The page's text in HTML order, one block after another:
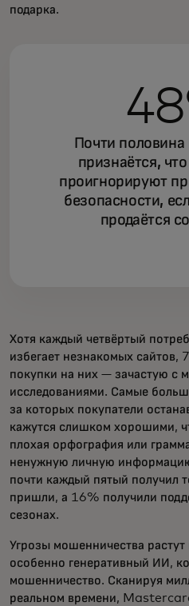
подарка.
Почти половина
признаётся,
проигнорируют
безопасности,
продаётся
Хотя каждый четвёртый
избегает незнакомых сайтов,
покупки на них — зачастую с
исследованиями. Самые
за которых покупатели
кажутся слишком хорошими,
плохая орфография или
ненужную личную
почти каждый пятый получил
пришли, а 16% получили
сезонах.
Угрозы мошенничества
особенно генеративный ИИ,
мошенничество. Сканируя
реальном времени,